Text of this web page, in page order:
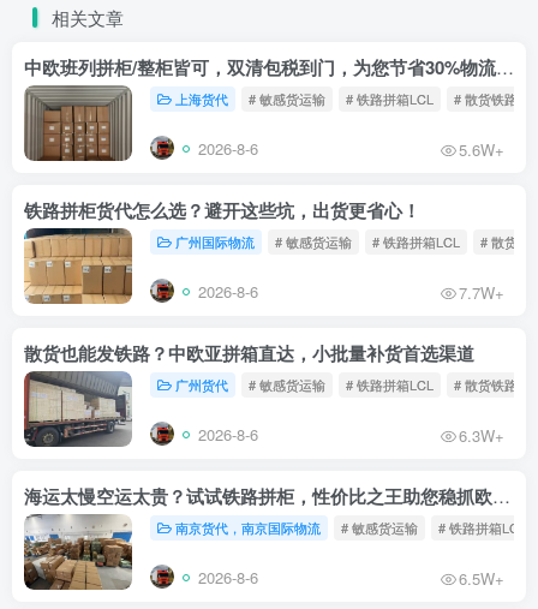
相关文章
中欧班列拼柜/整柜皆可，双清包税到门，为您节省30%物流成本！
上海货代 # 敏感货运输 # 铁路拼箱LCL # 散货铁路
2026-8-6 5.6W+
铁路拼柜货代怎么选？避开这些坑，出货更省心！
广州国际物流 # 敏感货运输 # 铁路拼箱LCL # 散货铁
2026-8-6 7.7W+
散货也能发铁路？中欧亚拼箱直达，小批量补货首选渠道
广州货代 # 敏感货运输 # 铁路拼箱LCL # 散货铁路
2026-8-6 6.3W+
海运太慢空运太贵？试试铁路拼柜，性价比之王助您稳抓欧洲市场
南京货代，南京国际物流 # 敏感货运输 # 铁路拼箱LCL
2026-8-6 6.5W+